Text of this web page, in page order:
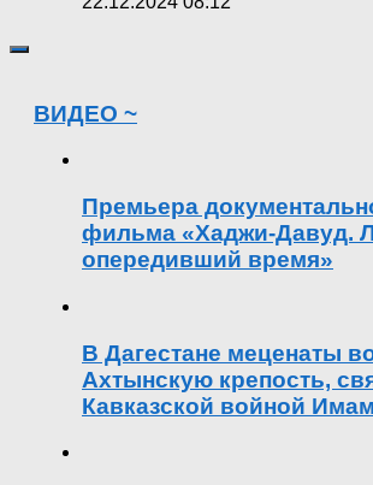
ВИДЕО ~
Премьера
фильма «Хаджи-Давуд.
опередивший время»
В Дагестане меценаты
Ахтынскую крепость,
Кавказской войной